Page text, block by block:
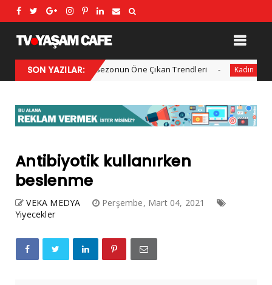
SON YAZILAR:
2025 Kış Modası: Sezonun Öne Çıkan Trendleri Kadın Her yıl
Antibiyotik kullanırken
beslenme
VEKA MEDYA
Perşembe, Mart 04, 2021
Yiyecekler